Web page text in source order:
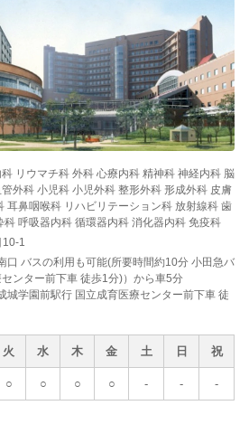
リウマチ科 外科 心療内科 精神科 神経内科 脳
外科 小児科 小児外科 整形外科 形成外科 皮膚
耳鼻咽喉科 リハビリテーション科 放射線科 歯
呼吸器内科 循環器内科 消化器内科 免疫科
10-1
口 バスの利用も可能(所要時間約10分 小田急バ
ンター前下車 徒歩1分)）から車5分
城学園前駅行 国立成育医療センター前下車 徒
火 水 木 金 土 日 祝
○ ○ ○ ○ - - -